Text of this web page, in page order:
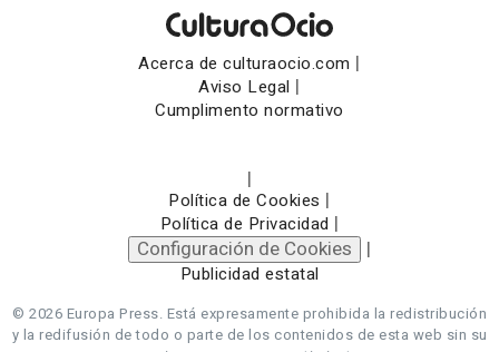
Acerca de culturaocio.com |
Aviso Legal |
Cumplimento normativo
|
Política de Cookies |
Política de Privacidad |
Configuración de Cookies |
Publicidad estatal
© 2026 Europa Press. Está expresamente prohibida la redistribución
y la redifusión de todo o parte de los contenidos de esta web sin su